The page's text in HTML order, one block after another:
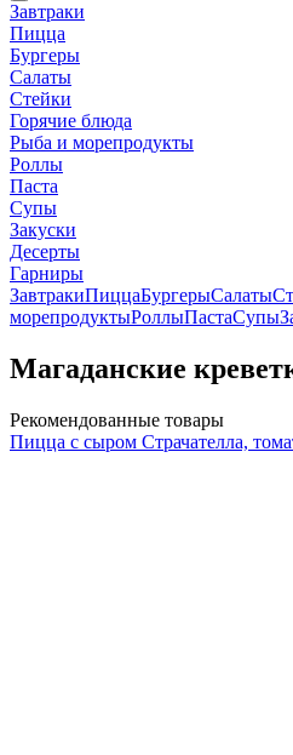
Завтраки
Пицца
Бургеры
Салаты
Стейки
Горячие блюда
Рыба и морепродукты
Роллы
Паста
Супы
Закуски
Десерты
Гарниры
ЗавтракиПиццаБургерыСалаты
морепродуктыРоллыПастаСупы
Магаданские
Рекомендованные товары
Пицца с сыром Страчателла,